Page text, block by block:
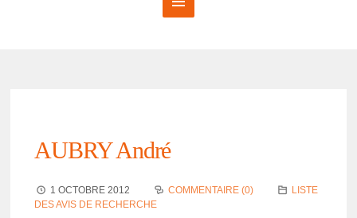
AUBRY André
1 OCTOBRE 2012 COMMENTAIRE (0)
LISTE
DES AVIS DE RECHERCHE